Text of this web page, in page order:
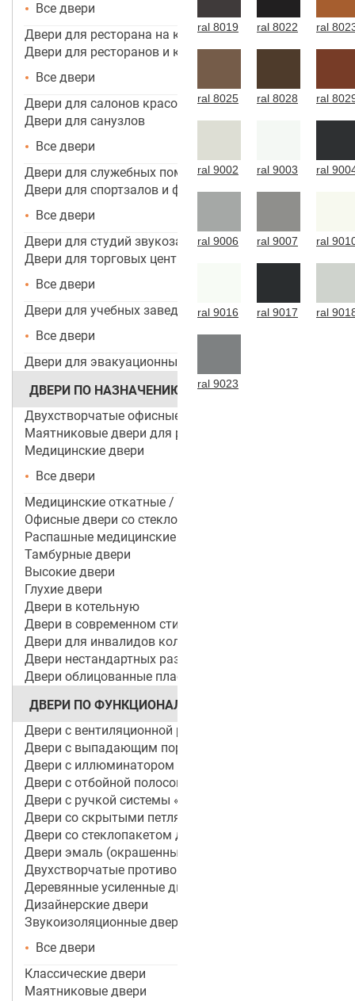
Все двери
Двери для ресторана на кухню
Двери для ресторанов и кафе
Все двери
Двери для салонов красоты
Двери для санузлов
Все двери
Двери для служебных помещений
Двери для спортзалов и фитнес-центров
Все двери
Двери для студий звукозаписи
Двери для торговых центров, помещений
Все двери
Двери для учебных заведений и ДОУ
Все двери
Двери для эвакуационных выходов
ДВЕРИ ПО НАЗНАЧЕНИЮ
Двухстворчатые офисные двери
Маятниковые двери для ресторанов и кафе
Медицинские двери
Все двери
Медицинские откатные / раздвижные двери
Офисные двери со стеклом
Распашные медицинские двери
Тамбурные двери
Высокие двери
Глухие двери
Двери в котельную
Двери в современном стиле
Двери для инвалидов колясочников
Двери нестандартных размеров
Двери облицованные пластиком
ДВЕРИ ПО ФУНКЦИОНАЛУ
Двери с вентиляционной решеткой
Двери с выпадающим порогом / беспороговые
Двери с иллюминатором
Двери с отбойной полосой (пластиной)
Двери с ручкой системы «Антипаника»
Двери со скрытыми петлями
Двери со стеклопакетом для объектов
Двери эмаль (окрашенные по RAL)
Двухстворчатые противопожарные двери
Деревянные усиленные двери
Дизайнерские двери
Звукоизоляционные двери
Все двери
Классические двери
Маятниковые двери
ral 8019 ral 8022 ral
ral 8025 ral 8028 ral
ral 9002 ral 9003 ral
ral 9006 ral 9007 ral
ral 9016 ral 9017 ral
ral 9023